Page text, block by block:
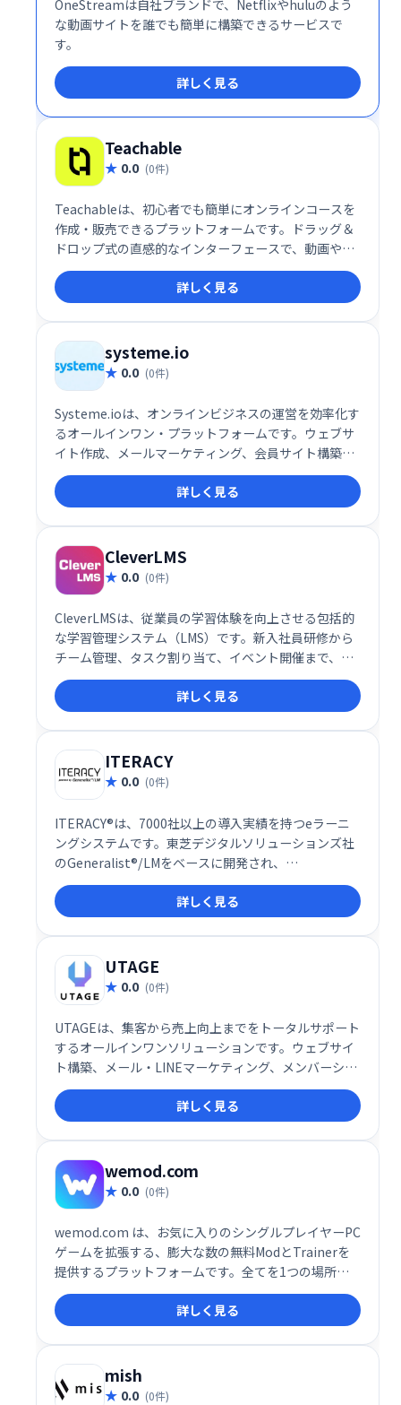
OneStreamは自社ブランドで、Netflixやhuluのよう
な動画サイトを誰でも簡単に構築できるサービスで
す。
詳しく見る
Teachable
0.0 (0件)
Teachableは、初心者でも簡単にオンラインコースを
作成・販売できるプラットフォームです。ドラッグ＆
ドロップ式の直感的なインターフェースで、動画やク
イズなどを自由に組み込み、プロフェッショナルなコ
ースを制作できます。高い自由度と柔軟性を備え、幅
広い学習ニーズに対応します。多くの利用者に支持さ
れ、オンライン教育ビジネスを始める最適な選択肢で
す。
詳しく見る
systeme.io
0.0 (0件)
Systeme.ioは、オンラインビジネスの運営を効率化す
るオールインワン・プラットフォームです。ウェブサ
イト作成、メールマーケティング、会員サイト構築、
アフィリエイト機能など、ビジネスに必要なツールが
全て揃っています。30万人以上の起業家が利用し、そ
の信頼性を証明しています。規模や目的に関わらず、
オンラインビジネスの成長を強力にサポートします。
無料トライアルもご用意していますので、ぜひお試し
ください。
詳しく見る
CleverLMS
0.0 (0件)
CleverLMSは、従業員の学習体験を向上させる包括的
な学習管理システム（LMS）です。新入社員研修から
チーム管理、タスク割り当て、イベント開催まで、組
織の学習ニーズを網羅します。ゲーミフィケーション
やフィードバック機能でエンゲージメントを高め、ダ
ッシュボードによるデータ分析で効果的な意思決定を
支援します。直感的なUI、モバイル対応、カスタムブ
ランディングにも対応。よりスマートで効率的な職場
を実現します。
詳しく見る
ITERACY
0.0 (0件)
ITERACY®は、7000社以上の導入実績を持つeラーニ
ングシステムです。東芝デジタルソリューションズ社
のGeneralist®/LMをベースに開発され、
LMS(Learning Management System)として、企業
の学習・研修ニーズに対応します。効率的な学習環境
を提供し、従業員のスキルアップを支援します。
詳しく見る
UTAGE
0.0 (0件)
UTAGEは、集客から売上向上までをトータルサポート
するオールインワンソリューションです。ウェブサイ
ト構築、メール・LINEマーケティング、メンバーシッ
プ管理、決済処理、顧客情報管理、業務自動化など、
ビジネスに必要な機能を網羅。煩雑な作業を効率化
し、売上アップを実現します。集客や売上向上でお悩
みの事業者様は、ぜひUTAGEをご検討ください。
詳しく見る
wemod.com
0.0 (0件)
wemod.com は、お気に入りのシングルプレイヤーPC
ゲームを拡張する、膨大な数の無料ModとTrainerを
提供するプラットフォームです。全てを1つの場所に
集約し、簡単にアクセスできます。ゲームプレイをカ
スタマイズし、新たな楽しみ方を見つけましょう！数
千ものModとTrainerが、あなたのゲーム体験をレベ
ルアップさせます。wemod.comで、今すぐお好みの
ゲームを探して、プレイスタイルを自由にカスタマイ
ズしましょう！
詳しく見る
mish
0.0 (0件)